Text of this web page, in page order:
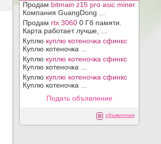
Продам bitmain z15 pro asic miner
Компания GuangDong ...
Продам rtx 3060 0 Гб памяти.
Карта работает лучше, ...
Куплю куплю котеночка сфинкс
Куплю котеночка ...
Куплю куплю котеночка сфинкс
Куплю котеночка ...
Куплю куплю котеночка сфинкс
Куплю котеночка ...
Подать объявление
объявления